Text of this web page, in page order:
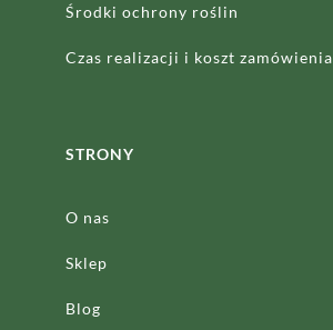
Środki ochrony roślin
Czas realizacji i koszt zamówienia
STRONY
O nas
Sklep
Blog